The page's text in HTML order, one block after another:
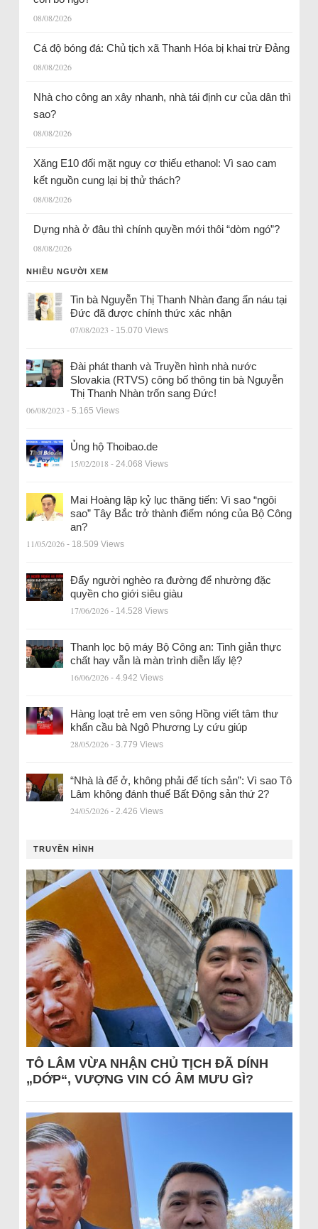
08/08/2026
Cá độ bóng đá: Chủ tịch xã Thanh Hóa bị khai trừ Đảng
08/08/2026
Nhà cho công an xây nhanh, nhà tái định cư của dân thì
sao?
08/08/2026
Xăng E10 đối mặt nguy cơ thiếu ethanol: Vì sao cam
kết nguồn cung lại bị thử thách?
08/08/2026
Dựng nhà ở đâu thì chính quyền mới thôi “dòm ngó”?
08/08/2026
NHIỀU NGƯỜI XEM
Tin bà Nguyễn Thị Thanh Nhàn đang ẩn náu tại
Đức đã được chính thức xác nhận
07/08/2023 - 15.070 Views
Đài phát thanh và Truyền hình nhà nước
Slovakia (RTVS) công bố thông tin bà Nguyễn
Thị Thanh Nhàn trốn sang Đức!
06/08/2023 - 5.165 Views
Ủng hộ Thoibao.de
15/02/2018 - 24.068 Views
Mai Hoàng lập kỷ lục thăng tiến: Vì sao “ngôi
sao” Tây Bắc trở thành điểm nóng của Bộ Công
an?
11/05/2026 - 18.509 Views
Đẩy người nghèo ra đường để nhường đặc
quyền cho giới siêu giàu
17/06/2026 - 14.528 Views
Thanh lọc bộ máy Bộ Công an: Tinh giản thực
chất hay vẫn là màn trình diễn lấy lệ?
16/06/2026 - 4.942 Views
Hàng loạt trẻ em ven sông Hồng viết tâm thư
khẩn cầu bà Ngô Phương Ly cứu giúp
28/05/2026 - 3.779 Views
“Nhà là để ở, không phải để tích sản”: Vì sao Tô
Lâm không đánh thuế Bất Động sản thứ 2?
24/05/2026 - 2.426 Views
TRUYỀN HÌNH
TÔ LÂM VỪA NHẬN CHỦ TỊCH ĐÃ DÍNH
„DỚP“, VƯỢNG VIN CÓ ÂM MƯU GÌ?